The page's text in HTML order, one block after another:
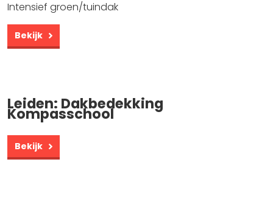
Intensief groen/tuindak
Bekijk
Leiden: Dakbedekking
Kompasschool
Bekijk